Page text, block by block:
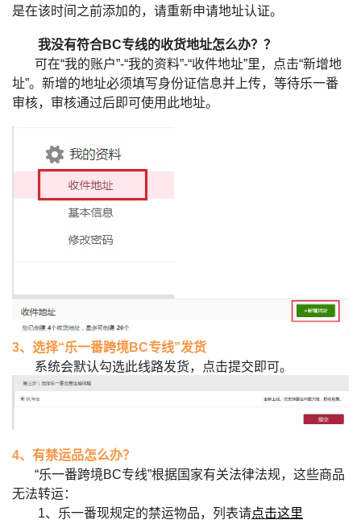
是在该时间之前添加的，请重新申请地址认证。
我没有符合BC专线的收货地址怎么办？？
可在“我的账户”-“我的资料”-“收件地址”里，点击“新增地
址”。新增的地址必须填写身份证信息并上传，等待乐一番
审核，审核通过后即可使用此地址。
3、 选择“乐一番跨境BC专线”发货
系统会默认勾选此线路发货，点击提交即可。
4、有禁运品怎么办？
“乐一番跨境BC专线”根据国家有关法律法规，这些商品
无法转运：
1、乐一番现规定的禁运物品，列表请点击这里